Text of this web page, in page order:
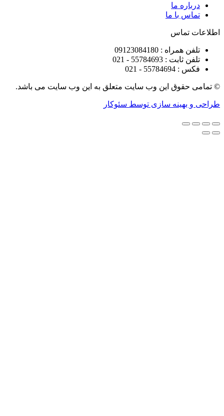
ما
با ما
: 09123084180
: 55784693 - 021
این وب سایت متعلق به این وب سایت می باشد.
سازی توسط سئوکار